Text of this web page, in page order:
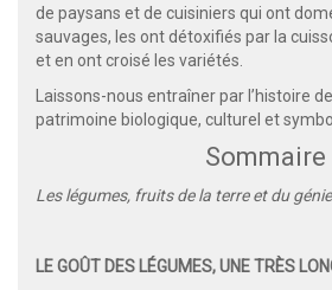
de paysans et de cuisiniers qui ont
sauvages, les ont détoxifiés par la
et en ont croisé les variétés.
Laissons-nous entraîner par l’histoire
patrimoine biologique, culturel et
Sommaire
Les légumes, fruits de la terre et du
LE GOÛT DES LÉGUMES, UNE TRÈS